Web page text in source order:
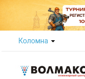
Коломна